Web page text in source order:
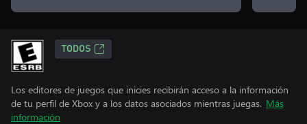
TODOS
Los editores de juegos que inicies recibirán acceso a la información
de tu perfil de Xbox y a los datos asociados mientras juegas. Más
información